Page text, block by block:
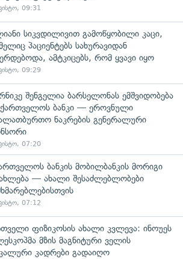
09:31
სიკვდილივით გამოწყობილი კაცი,
პაციენტებს სახურავიდან
ამტკიცებს, რომ ყვავი იყო
09:29
შენგელია ბარსელონას ემშვიდობება
ბანკი — ეროვნული
ნაკრების გენერალური
07:20
ბანკის მობილბანკის მორიგი
— ახალი შესაძლებლობები
07:12
ფიზიკოსის ახალი კვლევა: ინოუეს
მზის მაგნიტური ველის
კადრები გადაიღო